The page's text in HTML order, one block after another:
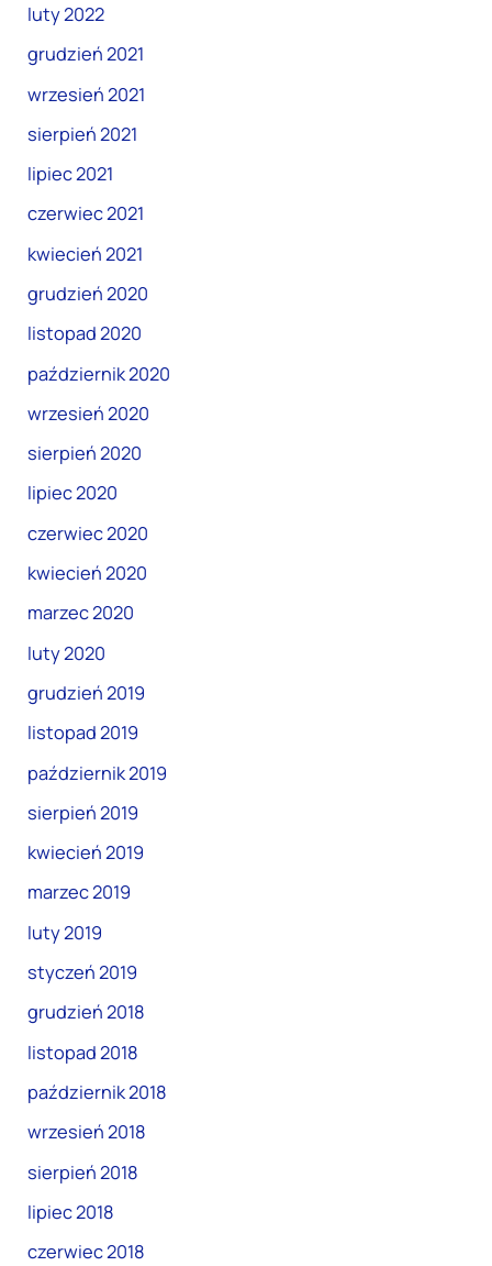
luty 2022
grudzień 2021
wrzesień 2021
sierpień 2021
lipiec 2021
czerwiec 2021
kwiecień 2021
grudzień 2020
listopad 2020
październik 2020
wrzesień 2020
sierpień 2020
lipiec 2020
czerwiec 2020
kwiecień 2020
marzec 2020
luty 2020
grudzień 2019
listopad 2019
październik 2019
sierpień 2019
kwiecień 2019
marzec 2019
luty 2019
styczeń 2019
grudzień 2018
listopad 2018
październik 2018
wrzesień 2018
sierpień 2018
lipiec 2018
czerwiec 2018